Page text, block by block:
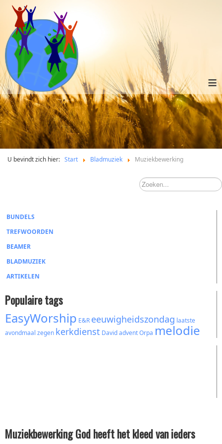
≡
U bevindt zich hier: Start Bladmuziek Muziekbewerking
BUNDELS
TREFWOORDEN
BEAMER
BLADMUZIEK
ARTIKELEN
Populaire tags
EasyWorship E&R eeuwigheidszondag laatste
avondmaal zegen kerkdienst DavidadventOrpa melodie
Muziekbewerking God heeft het kleed van ieders